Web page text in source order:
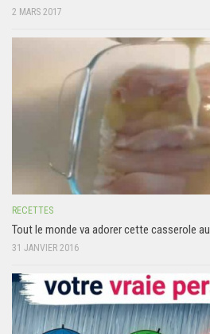
2 MARS 2017
RECETTES
Tout le monde va adorer cette casserole
31 JANVIER 2016